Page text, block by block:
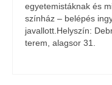
egyetemistáknak és
színház – belépés
javallott.Helyszín:
terem, alagsor 31.